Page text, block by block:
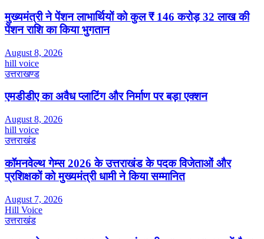
मुख्यमंत्री ने पेंशन लाभार्थियों को कुल ₹ 146 करोड़ 32 लाख की
पेंशन राशि का किया भुगतान
August 8, 2026
hill voice
उत्तराखण्ड
एमडीडीए का अवैध प्लाटिंग और निर्माण पर बड़ा एक्शन
August 8, 2026
hill voice
उत्तराखंड
कॉमनवेल्थ गेम्स 2026 के उत्तराखंड के पदक विजेताओं और
प्रशिक्षकों को मुख्यमंत्री धामी ने किया सम्मानित
August 7, 2026
Hill Voice
उत्तराखंड